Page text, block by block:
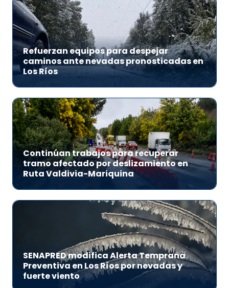
Refuerzan equipos para despejar
caminos ante nevadas pronosticadas en
Los Ríos
Continúan trabajos para recuperar
tramo afectado por deslizamiento en
Ruta Valdivia-Mariquina
SENAPRED modifica Alerta Temprana
Preventiva en Los Ríos por nevadas y
fuerte viento